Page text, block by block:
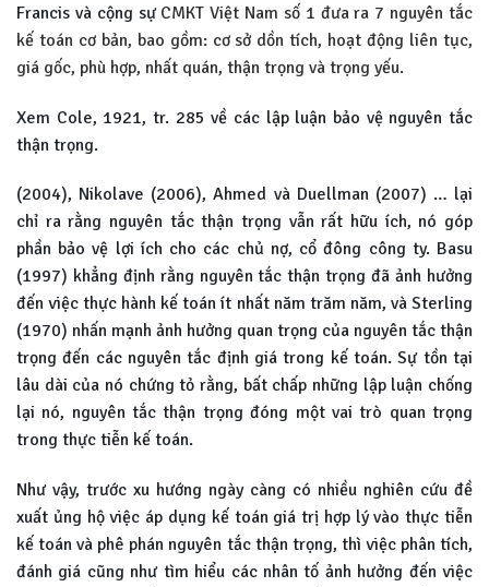
Francis và cộng sự CMKT Việt Nam số 1 đưa ra 7 nguyên tắc
kế toán cơ bản, bao gồm: cơ sở dồn tích, hoạt động liên tục,
giá gốc, phù hợp, nhất quán, thận trọng và trọng yếu.
Xem Cole, 1921, tr. 285 về các lập luận bảo vệ nguyên tắc
thận trọng.
(2004), Nikolave (2006), Ahmed và Duellman (2007) … lại
chỉ ra rằng nguyên tắc thận trọng vẫn rất hữu ích, nó góp
phần bảo vệ lợi ích cho các chủ nợ, cổ đông công ty. Basu
(1997) khẳng định rằng nguyên tắc thận trọng đã ảnh hưởng
đến việc thực hành kế toán ít nhất năm trăm năm, và Sterling
(1970) nhấn mạnh ảnh hưởng quan trọng của nguyên tắc thận
trọng đến các nguyên tắc định giá trong kế toán. Sự tồn tại
lâu dài của nó chứng tỏ rằng, bất chấp những lập luận chống
lại nó, nguyên tắc thận trọng đóng một vai trò quan trọng
trong thực tiễn kế toán.
Như vậy, trước xu hướng ngày càng có nhiều nghiên cứu đề
xuất ủng hộ việc áp dụng kế toán giá trị hợp lý vào thực tiễn
kế toán và phê phán nguyên tắc thận trọng, thì việc phân tích,
đánh giá cũng như tìm hiểu các nhân tố ảnh hưởng đến việc